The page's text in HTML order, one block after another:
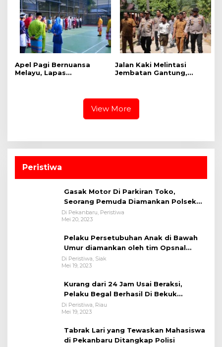
Apel Pagi Bernuansa
Melayu, Lapas
Jalan Kaki Melintasi
Jembatan Gantung,
Presisi
View More
Peristiwa
Gasak Motor Di Parkiran Toko,
Seorang Pemuda Diamankan Polsek
Bukit Raya
Di Pekanbaru, Peristiwa
Mei 20, 2023
Pelaku Persetubuhan Anak di Bawah
Umur diamankan oleh tim Opsnal
Polsek Tualang-Polres Siak-Polda Riau
Di Peristiwa, Siak
Mei 19, 2023
Kurang dari 24 Jam Usai Beraksi,
Pelaku Begal Berhasil Di Bekuk
Satreskrim Polres Kuansing
Di Peristiwa, Riau
Mei 19, 2023
Tabrak Lari yang Tewaskan Mahasiswa
di Pekanbaru Ditangkap Polisi